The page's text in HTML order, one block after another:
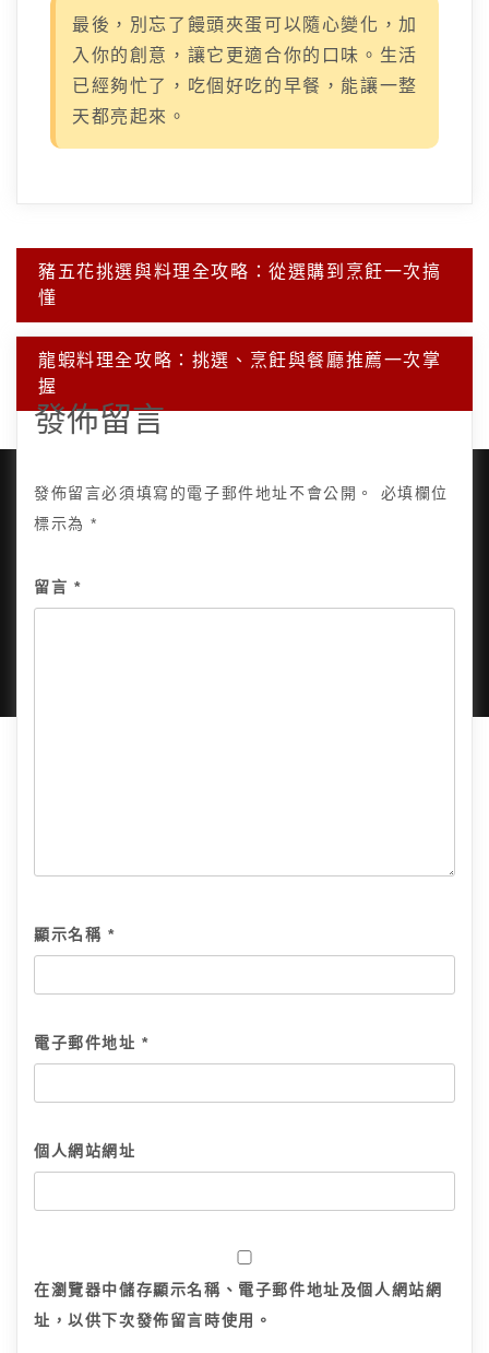
最後，別忘了饅頭夾蛋可以隨心變化，加
入你的創意，讓它更適合你的口味。生活
已經夠忙了，吃個好吃的早餐，能讓一整
天都亮起來。
文
章
導
覽
豬五花挑選與料理全攻略：從選購到烹飪一次搞
懂
龍蝦料理全攻略：挑選、烹飪與餐廳推薦一次掌
握
發佈留言
發佈留言必須填寫的電子郵件地址不會公開。
必填欄位
標示為*
留言 *
顯示名稱 *
電子郵件地址*
個人網站網址
在瀏覽器中儲存顯示名稱、電子郵件地址及個人網站網
址，以供下次發佈留言時使用。